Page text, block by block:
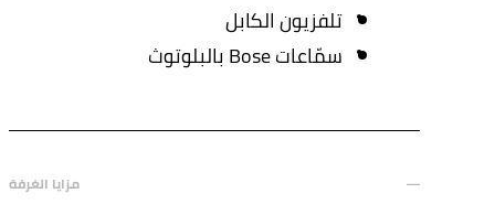
تلفزيون الكابل
سمّاعات Bose بالبلوتوث
مزايا الغرفة